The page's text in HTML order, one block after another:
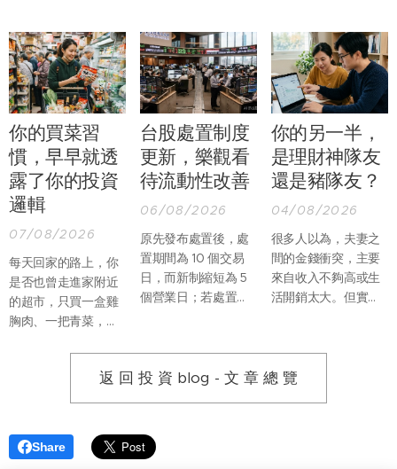
你的買菜習
慣，早早就透
露了你的投資
邏輯
07/08/2026
每天回家的路上，你
是否也曾走進家附近
的超市，只買一盒雞
胸肉、一把青菜，再
物車，到量販店一次
買滿整週食材的畫
變。
台股處置制度
更新，樂觀看
待流動性改善
06/08/2026
原先發布處置後，處
置期間為 10 個交易
日，而新制縮短為 5
個營業日；若處置期
處置期間則由增長至
12 個營業日縮短為僅
你的另一半，
是理財神隊友
還是豬隊友？
04/08/2026
很多人以為，夫妻之
間的金錢衝突，主要
來自收入不夠高或生
活開銷太大。但實際
「沒有錢」，而是兩
個人不知道該如何一
返 回 投 資 blog - 文 章 總 覽
Share